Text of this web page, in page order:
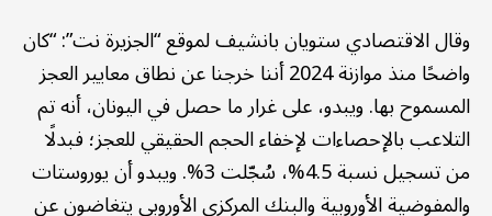
وقال الاقتصادي ستويان بانشيف لموقع “الجزيرة نت”: “كان
واضحًا منذ موازنة 2024 أننا خرجنا عن نطاق معايير العجز
المسموح بها. ويبدو، على غرار ما حصل في اليونان، أنه تم
التلاعب بالإحصاءات لإخفاء الحجم الحقيقي للعجز؛ فبدلًا
من تسجيل نسبة 4.5%، سُجّلت 3%. ويبدو أن يوروستات
والمفوضية الأوروبية والبنك المركزي الأوروبي يتغاضون عن